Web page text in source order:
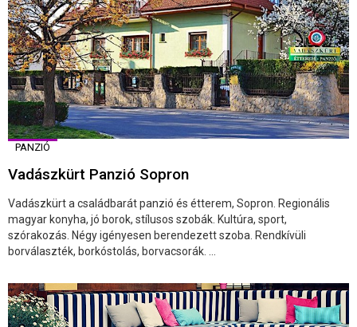
PANZIÓ
Vadászkürt Panzió Sopron
Vadászkürt a családbarát panzió és étterem, Sopron. Regionális
magyar konyha, jó borok, stílusos szobák. Kultúra, sport,
szórakozás. Négy igényesen berendezett szoba. Rendkívüli
borválaszték, borkóstolás, borvacsorák. ...